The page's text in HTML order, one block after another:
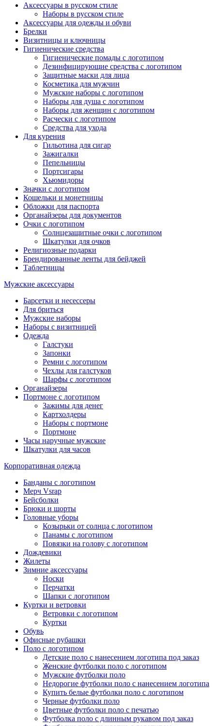
Аксессуары в русском стиле
Наборы в русском стиле
Аксессуары для одежды и обуви
Брелки
Визитницы и ключницы
Гигиенические средства
Гигиенические помады с логотипом
Дезинфицирующие средства с логотипом
Защитные маски для лица
Косметика для мужчин
Мужские наборы с логотипом
Наборы для душа с логотипом
Наборы для женщин с логотипом
Расчески с логотипом
Средства для ухода
Для курения
Гильотина для сигар
Зажигалки
Пепельницы
Портсигары
Хьюмидоры
Значки с логотипом
Кошельки и монетницы
Обложки для паспорта
Органайзеры для документов
Очки с логотипом
Солнцезащитные очки с логотипом
Шкатулки для очков
Религиозные подарки
Брендированные ленты для бейджей
Таблетницы
Мужские аксессуары
Барсетки и несессеры
Для бриться
Мужские наборы
Наборы с визитницей
Одежда
Галстуки
Запонки
Ремни с логотипом
Чехлы для галстуков
Шарфы с логотипом
Органайзеры
Портмоне с логотипом
Зажимы для денег
Картхолдеры
Наборы с портмоне
Портмоне
Часы наручные мужские
Шкатулки для часов
Корпоративная одежда
Банданы с логотипом
Мерч Vsrap
Бейсболки
Брюки и шорты
Головные уборы
Козырьки от солнца с логотипом
Панамы с логотипом
Повязки на голову с логотипом
Дождевики
Жилеты
Зимние аксессуары
Носки
Перчатки
Шапки с логотипом
Куртки и ветровки
Ветровки с логотипом
Куртки
Обувь
Офисные рубашки
Поло с логотипом
Детские поло с нанесением логотипа под заказ
Женские футболки поло с логотипом
Мужские футболки поло
Недорогие футболки поло с нанесением логотипа
Купить белые футболки поло с логотипом
Черные футболки поло
Цветные футболки поло с печатью
Футболка поло с длинным рукавом под заказ